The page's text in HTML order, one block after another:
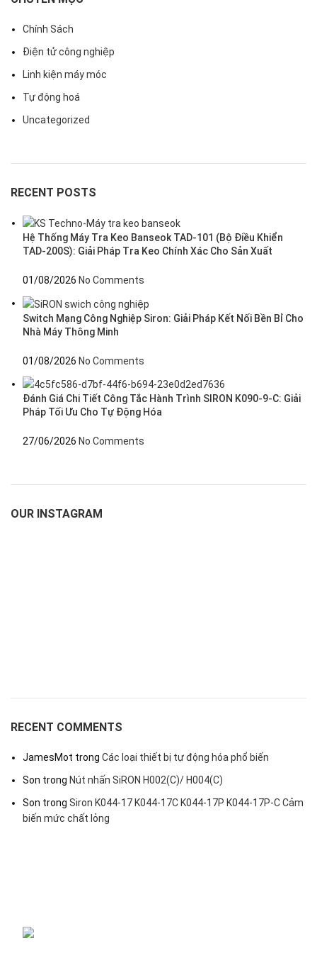
Chính Sách
Điện tử công nghiệp
Linh kiện máy móc
Tự động hoá
Uncategorized
RECENT POSTS
Hệ Thống Máy Tra Keo Banseok TAD-101 (Bộ Điều Khiển
TAD-200S): Giải Pháp Tra Keo Chính Xác Cho Sản Xuất
01/08/2026 No Comments
Switch Mạng Công Nghiệp Siron: Giải Pháp Kết Nối Bền Bỉ Cho
Nhà Máy Thông Minh
01/08/2026 No Comments
Đánh Giá Chi Tiết Công Tắc Hành Trình SIRON K090-9-C: Giải
Pháp Tối Ưu Cho Tự Động Hóa
27/06/2026 No Comments
OUR INSTAGRAM
RECENT COMMENTS
JamesMot trong Các loại thiết bị tự động hóa phổ biến
Son trong Nút nhấn SiRON H002(C)/ H004(C)
Son trong Siron K044-17 K044-17C K044-17P K044-17P-C Cảm
biến mức chất lỏng